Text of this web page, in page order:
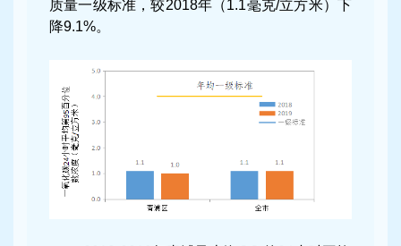
质量一级标准，较2018年（1.1毫克/立方米）下
降9.1%。